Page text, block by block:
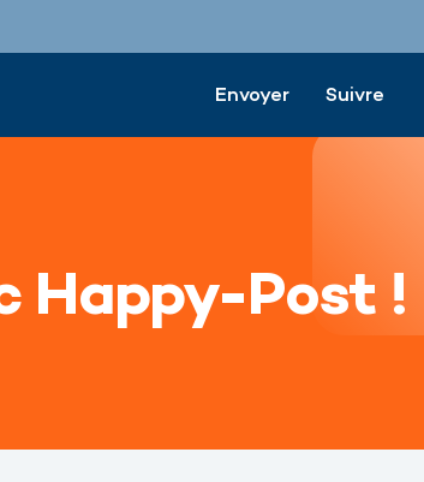
Envoyer Suivre
Happy-Post !